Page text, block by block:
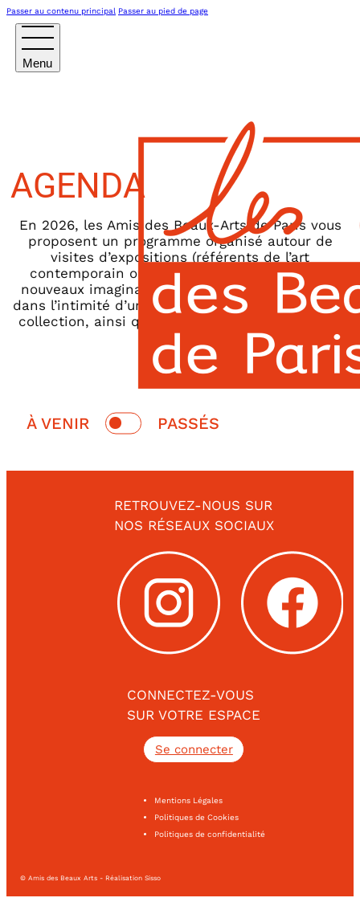
Passer au contenu principal Passer au pied de page
AGENDA
En 2026, les Amis des Beaux-Arts de Paris vous
proposent un programme organisé autour de
visites d’expositions (référents de l’art
contemporain ou historiques, émergence de
nouveaux imaginaires), rencontres, pour entrer
dans l’intimité d’une œuvre, d’un atelier ou d’une
collection, ainsi que escapades en régions ou à
l’étranger
À VENIR
Switch
date
À
venir
Passés PASSÉS
RETROUVEZ-NOUS SUR
NOS RÉSEAUX SOCIAUX
CONNECTEZ-VOUS
SUR VOTRE ESPACE
Se connecter
Mentions Légales
Politiques de Cookies
Politiques de confidentialité
© Amis des Beaux Arts - Réalisation Sisso